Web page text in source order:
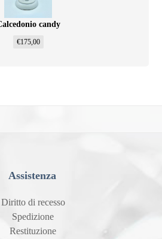
candy
€175,00
Assistenza
Diritto di recesso
Spedizione
Restituzione